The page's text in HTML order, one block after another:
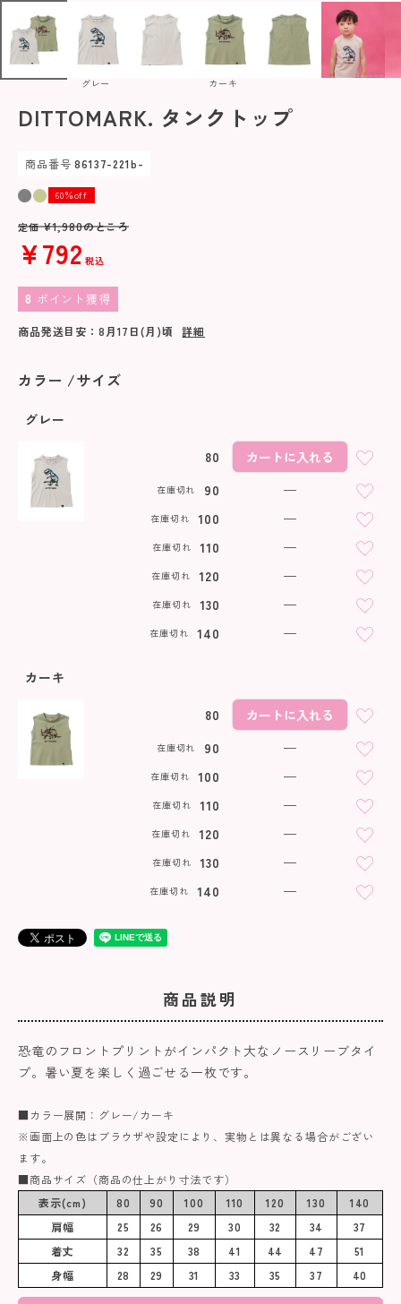
グレー カーキ
DITTOMARK. タンクトップ
商品番号 86137-221b-
60％off
定価 ¥1,980のところ
¥792 税込
8 ポイント獲得
商品発送目安： 8月17日(月)頃 詳細
カラー サイズ
グレー
80
カートに入れる
90
在庫切れ
—
100
在庫切れ
—
110
在庫切れ
—
120
在庫切れ
—
130
在庫切れ
—
140
在庫切れ —
カーキ
80
カートに入れる
90
在庫切れ
—
100
在庫切れ
—
110
在庫切れ
—
120
在庫切れ
—
130
在庫切れ
—
140
在庫切れ —
商品説明
恐竜のフロントプリントがインパクト大なノースリーブタイ
プ。暑い夏を楽しく過ごせる一枚です。
■カラー展開：グレー/カーキ
※画面上の色はブラウザや設定により、実物とは異なる場合がござい
ます。
■商品サイズ（商品の仕上がり寸法です）
表示(cm)
80 90 100 110 120 130
140
肩幅
25 26 29 30 32 34
37
着丈
32 35 38 41 44 47
51
身幅
28 29 31 33 35 37 40